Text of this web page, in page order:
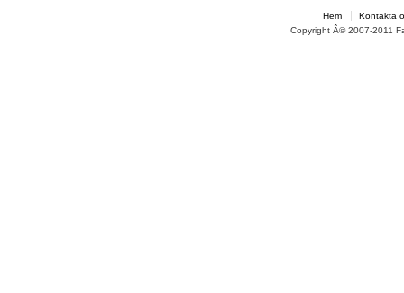
Hem
Kontakta
Copyright Â© 2007-2011